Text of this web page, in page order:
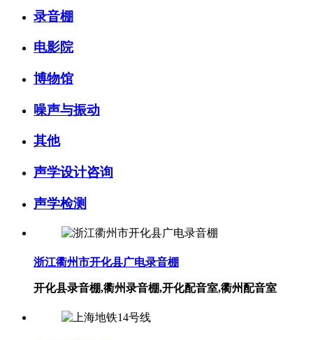
录音棚
电影院
博物馆
噪声与振动
其他
声学设计咨询
声学检测
浙江衢州市开化县广电录音棚
开化县录音棚,衢州录音棚,开化配音室,衢州配音室